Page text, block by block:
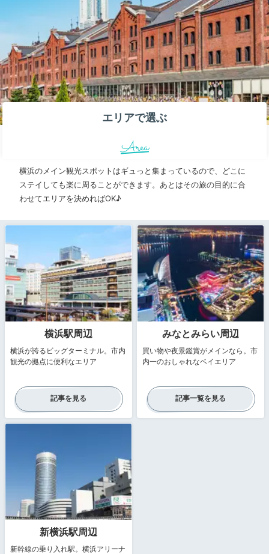
エリアで選ぶ
Area
横浜のメイン観光スポットはギュっと集まっているので、どこに
ステイしても楽に周ることができます。あとはその旅の目的に合
わせてエリアを決めればOK♪
横浜駅周辺
横浜が誇るビッグターミナル。市内
観光の拠点に便利なエリア
記事を見る
みなとみらい周辺
買い物や夜景鑑賞がメインなら。市
内一のおしゃれなベイエリア
記事一覧を見る
新横浜駅周辺
新幹線の乗り入れ駅。横浜アリーナ